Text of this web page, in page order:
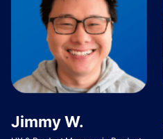
Jimmy W.